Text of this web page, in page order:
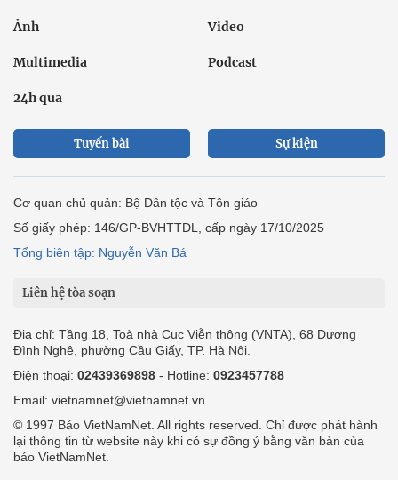
Ảnh Video
Multimedia Podcast
24h qua
Tuyến bài Sự kiện
Cơ quan chủ quản: Bộ Dân tộc và Tôn giáo
Số giấy phép: 146/GP-BVHTTDL, cấp ngày 17/10/2025
Tổng biên tập: Nguyễn Văn Bá
Liên hệ tòa soạn
Địa chỉ: Tầng 18, Toà nhà Cục Viễn thông (VNTA), 68 Dương
Đình Nghệ, phường Cầu Giấy, TP. Hà Nội.
Điện thoại: 02439369898 - Hotline: 0923457788
Email: vietnamnet@vietnamnet.vn
© 1997 Báo VietNamNet. All rights reserved. Chỉ được phát hành
lại thông tin từ website này khi có sự đồng ý bằng văn bản của
báo VietNamNet.